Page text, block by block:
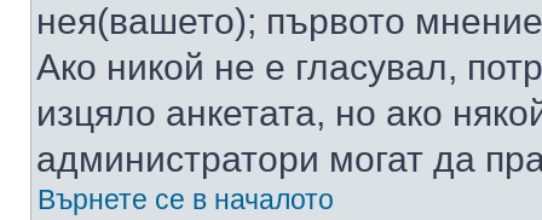
нея(вашето); първото
Ако никой не е гласувал,
изцяло анкетата, но ако
администратори могат да
Върнете се в началото